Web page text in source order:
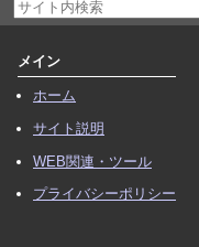
メイン
ホーム
サイト説明
WEB関連・ツール
プライバシーポリシー